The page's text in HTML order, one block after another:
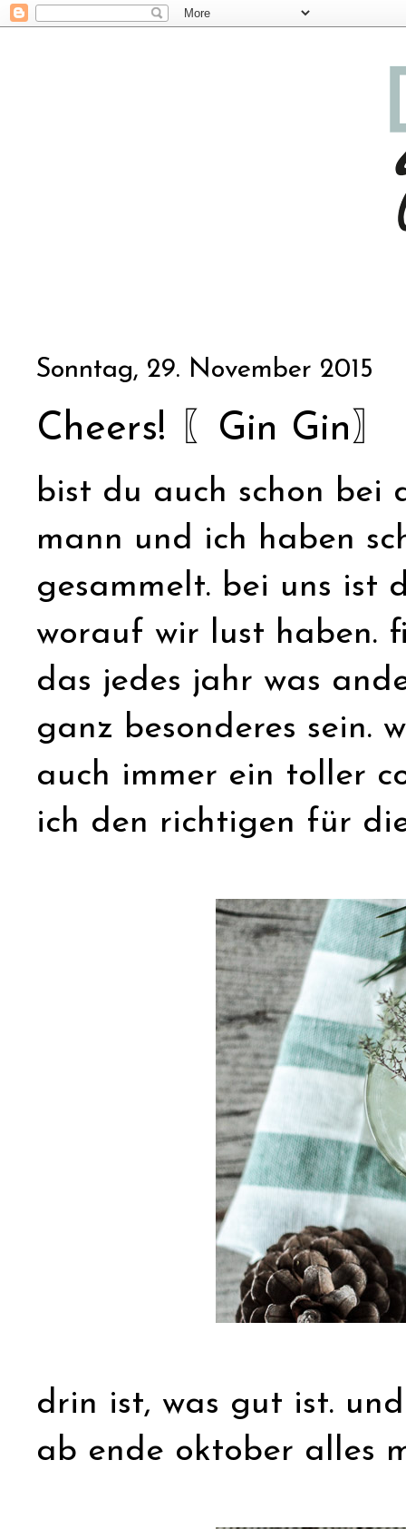
Sonntag, 29. November 2015
Cheers! 〖Gin Gin〗
bist du auch schon bei
mann und ich haben
gesammelt. bei uns ist
worauf wir lust haben.
das jedes jahr was
ganz besonderes sein.
auch immer ein toller
ich den richtigen für
drin ist, was gut ist.
ab ende oktober alles